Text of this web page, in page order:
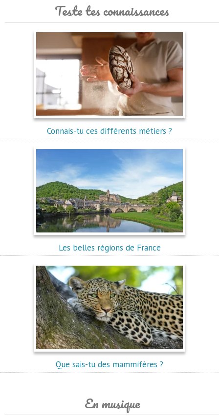
Teste tes connaissances
Connais-tu ces différents métiers ?
Les belles régions de France
Que sais-tu des mammifères ?
En musique